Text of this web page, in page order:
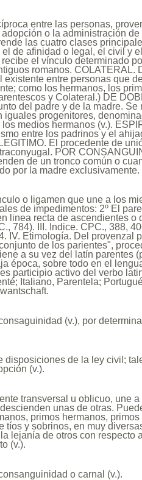
entre las personas,
o la administración
las cuatro clases
de afinidad o legal, el civil y
el vínculo determinado
romanos. COLATERAL.
existente entre personas que
como los hermanos, los
y Colateral.) DE
del padre y de la madre.
iguales progenitores,
medios hermanos (v.).
entre los padrinos y el
El procedente de
POR
de un tronco común o
por la madre exclusivamente.
o ligamen que une a los
de impedimentos: 2º El
linea recta de ascendientes o
784). III. Indice. CPC., 388,
IV. Etimología. Del provenzal
de los parientes",
a su vez del latín parentes
época, sobre todo en el
participio activo del verbo
Italiano, Parentela;
(v.), por
disposiciones de la ley civil;
(v.).
transversal u oblicuo, une
unas de otras.
primos hermanos,
tíos y sobrinos, en muy
lejanía de otros con respecto
(v.).
o carnal (v.).